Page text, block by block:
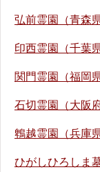
弘前霊園（青森
印西霊園（千葉
関門霊園（福岡
石切霊園（大阪
鵯越霊園（兵庫
ひがしひろしま